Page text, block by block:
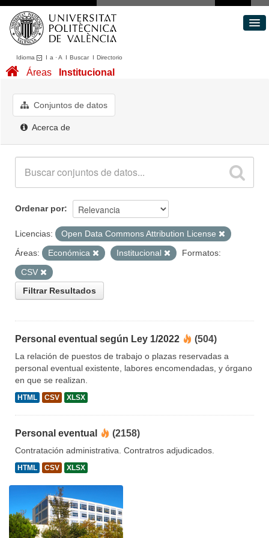
Idioma I a ·A I BuscarI Directorio
Conjuntos de datos
Acerca de
Áreas Institucional
Conjuntos de datos
Acerca de
Ordenar por
Licencias:
Open Data Commons Attribution License
Áreas:
Económica Institucional
Formatos:
CSV
Filtrar Resultados
Personal eventual según Ley 1/2022 (504)
La relación de puestos de trabajo o plazas reservadas a
personal eventual existente, labores encomendadas, y órgano
en que se realizan.
HTML CSV XLSX
Personal eventual (2158)
Contratación administrativa. Contratros adjudicados.
HTML CSV XLSX